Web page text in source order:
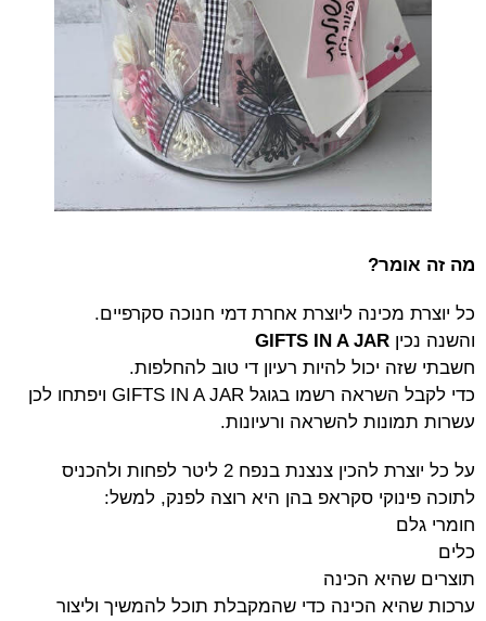
מה זה אומר?
כל יוצרת מכינה ליוצרת אחרת דמי חנוכה סקרפיים.
והשנה נכין GIFTS IN A JAR
חשבתי שזה יכול להיות רעיון די טוב להחלפות.
כדי לקבל השראה רשמו בגוגל GIFTS IN A JAR ויפתחו לכן
עשרות תמונות להשראה ורעיונות.
על כל יוצרת להכין צנצנת בנפח 2 ליטר לפחות ולהכניס
לתוכה פינוקי סקראפ בהן היא רוצה לפנק, למשל:
חומרי גלם
כלים
תוצרים שהיא הכינה
ערכות שהיא הכינה כדי שהמקבלת תוכל להמשיך וליצור